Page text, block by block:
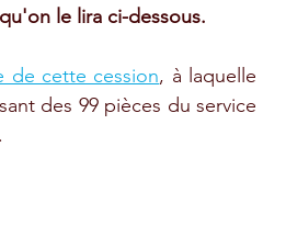
le lira ci-dessous.
de cette cession, à laquelle
des 99 pièces du service
.